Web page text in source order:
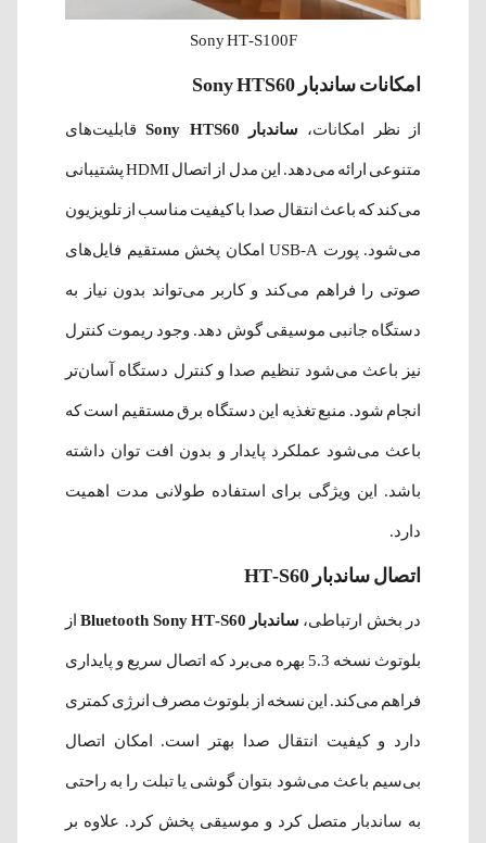
Sony HT-S100F
امکانات ساندبار Sony HTS60
از نظر امکانات، ساندبار Sony HTS60 قابلیت‌های
متنوعی ارائه می‌دهد. این مدل از اتصال HDMI پشتیبانی
می‌کند که باعث انتقال صدا با کیفیت مناسب از تلویزیون
می‌شود. پورت USB-A امکان پخش مستقیم فایل‌های
صوتی را فراهم می‌کند و کاربر می‌تواند بدون نیاز به
دستگاه جانبی موسیقی گوش دهد. وجود ریموت کنترل
نیز باعث می‌شود تنظیم صدا و کنترل دستگاه آسان‌تر
انجام شود. منبع تغذیه این دستگاه برق مستقیم است که
باعث می‌شود عملکرد پایدار و بدون افت توان داشته
باشد. این ویژگی برای استفاده طولانی مدت اهمیت
دارد.
اتصال ساندبار HT-S60
در بخش ارتباطی، ساندبار Bluetooth Sony HT-S60 از
بلوتوث نسخه 5.3 بهره می‌برد که اتصال سریع و پایداری
فراهم می‌کند. این نسخه از بلوتوث مصرف انرژی کمتری
دارد و کیفیت انتقال صدا بهتر است. امکان اتصال
بی‌سیم باعث می‌شود بتوان گوشی یا تبلت را به راحتی
به ساندبار متصل کرد و موسیقی پخش کرد. علاوه بر